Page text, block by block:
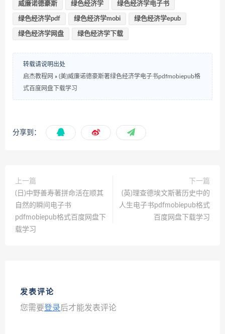
威廉诺德豪斯 绿色经济学 绿色经济学电子书
绿色经济学pdf 绿色经济学mobi 绿色经济学epub
绿色经济学网盘 绿色经济学下载
转载请说明出处
启杰教程网 » (美)威廉诺德豪斯著绿色经济学电子书pdfmobiepub格
式百度网盘下载学习
分享到：
上一篇
(日)中野善寿著拼命活在顺其
自然的瞬间电子书
pdfmobiepub格式百度网盘下
载学习
下一篇
(英)理查德埃文斯著历史中的
人生电子书pdfmobiepub格式
百度网盘下载学习
发表评论
您需要登录后才能发表评论